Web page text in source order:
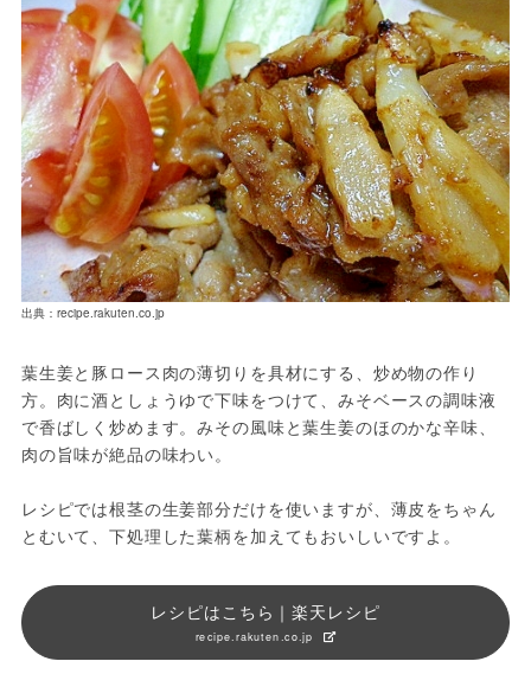
出典：recipe.rakuten.co.jp
葉生姜と豚ロース肉の薄切りを具材にする、炒め物の作り
方。肉に酒としょうゆで下味をつけて、みそベースの調味液
で香ばしく炒めます。みその風味と葉生姜のほのかな辛味、
肉の旨味が絶品の味わい。
レシピでは根茎の生姜部分だけを使いますが、薄皮をちゃん
とむいて、下処理した葉柄を加えてもおいしいですよ。
レシピはこちら｜楽天レシピ
recipe.rakuten.co.jp